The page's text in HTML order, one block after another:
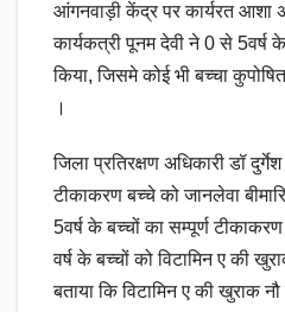
आंगनवाड़ी केंद्र पर कार्यरत आशा
कार्यकत्री पूनम देवी ने 0 से 5वर्ष
किया, जिसमे कोई भी बच्चा
।
जिला प्रतिरक्षण अधिकारी डॉ
टीकाकरण बच्चे को जानलेवा
5वर्ष के बच्चों का सम्पूर्ण
वर्ष के बच्चों को विटामिन ए की
बताया कि विटामिन ए की खुराक